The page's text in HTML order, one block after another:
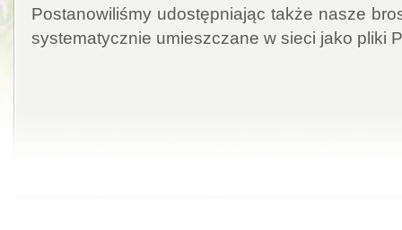
Postanowiliśmy udostępniając także nasze
systematycznie umieszczane w sieci jako pliki